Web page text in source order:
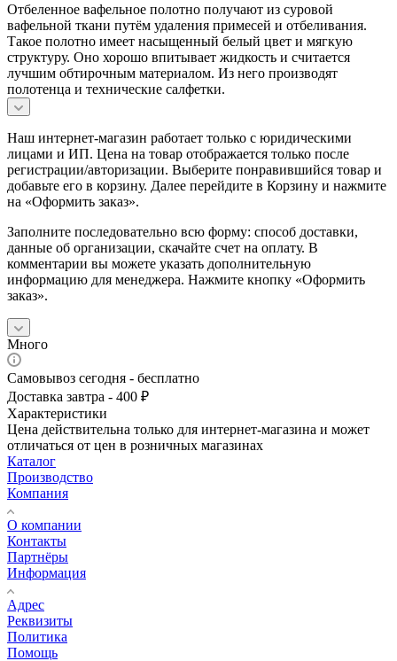
Отбеленное вафельное полотно получают из суровой
вафельной ткани путём удаления примесей и отбеливания.
Такое полотно имеет насыщенный белый цвет и мягкую
структуру. Оно хорошо впитывает жидкость и считается
лучшим обтирочным материалом. Из него производят
полотенца и технические салфетки.
Наш интернет-магазин работает только с юридическими
лицами и ИП. Цена на товар отображается только после
регистрации/авторизации. Выберите понравившийся товар и
добавьте его в корзину. Далее перейдите в Корзину и нажмите
на «Оформить заказ».
Заполните последовательно всю форму: способ доставки,
данные об организации, скачайте счет на оплату. В
комментарии вы можете указать дополнительную
информацию для менеджера. Нажмите кнопку «Оформить
заказ».
Много
Самовывоз сегодня - бесплатно
Доставка завтра - 400 ₽
Характеристики
Цена действительна только для интернет-магазина и может
отличаться от цен в розничных магазинах
Каталог
Производство
Компания
О компании
Контакты
Партнёры
Информация
Адрес
Реквизиты
Политика
Помощь